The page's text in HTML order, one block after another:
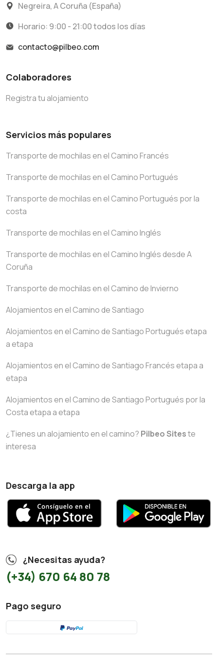
Negreira, A Coruña (España)
Horario: 9:00 - 21:00 todos los días
contacto@pilbeo.com
Colaboradores
Registra tu alojamiento
Servicios más populares
Transporte de mochilas en el Camino Francés
Transporte de mochilas en el Camino Portugués
Transporte de mochilas en el Camino Portugués por la
costa
Transporte de mochilas en el Camino Inglés
Transporte de mochilas en el Camino Inglés desde A
Coruña
Transporte de mochilas en el Camino de Invierno
Alojamientos en el Camino de Santiago
Alojamientos en el Camino de Santiago Portugués etapa
a etapa
Alojamientos en el Camino de Santiago Francés etapa a
etapa
Alojamientos en el Camino de Santiago Portugués por la
Costa etapa a etapa
¿Tienes un alojamiento en el camino? Pilbeo Siteste
interesa
Descarga la app
¿Necesitas ayuda?
(+34) 670 64 80 78
Pago seguro